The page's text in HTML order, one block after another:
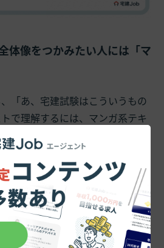
体像をつかみたい人には「マ
「あ、宅建試験はこういうもの
で理解するには、マンガ系テキ
2025年度版 【宅地建物取引士